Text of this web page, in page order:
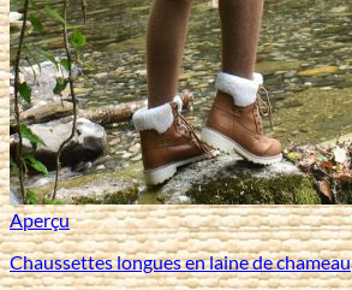
Aperçu
Chaussettes longues en laine de chameau